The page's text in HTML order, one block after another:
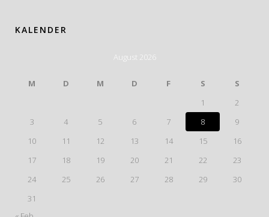
KALENDER
August 2026
M D M D F S
S
1
2
3
4 5 6 7 8
9
10
11 12 13 14 15
16
17
18 19 20 21 22
23
24
25 26 27 28 29
30
31